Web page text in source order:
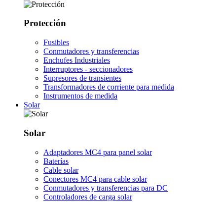
Protección
Fusibles
Conmutadores y transferencias
Enchufes Industriales
Interruptores - seccionadores
Supresores de transientes
Transformadores de corriente para medida
Instrumentos de medida
Solar
Solar
Adaptadores MC4 para panel solar
Baterías
Cable solar
Conectores MC4 para cable solar
Conmutadores y transferencias para DC
Controladores de carga solar